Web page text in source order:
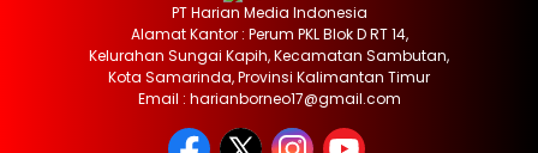
PT Harian Media Indonesia
Alamat Kantor : Perum PKL Blok D RT 14,
Kelurahan Sungai Kapih, Kecamatan Sambutan,
Kota Samarinda, Provinsi Kalimantan Timur
Email : harianborneo17@gmail.com